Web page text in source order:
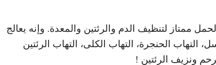
ممتاز لتنظيف الدم والرئتين والمعدة. وإنه يعالج
التهاب الحنجرة، التهاب الكلى، التهاب الرئتين
ونزيف الرئتين !